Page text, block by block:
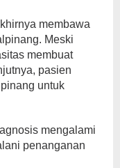
membawa
Meski
membuat
pasien
untuk
mengalami
penanganan